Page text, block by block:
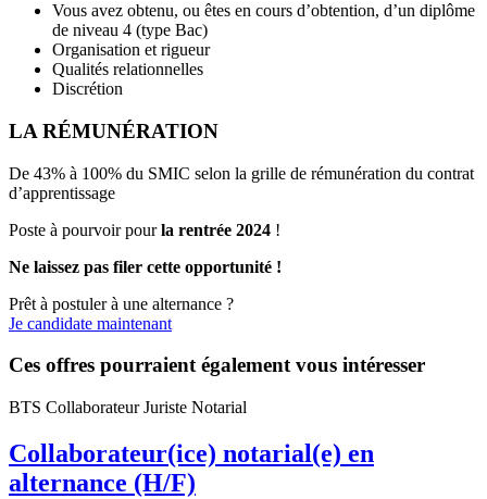
Vous avez obtenu, ou êtes en cours d’obtention, d’un diplôme
de niveau 4 (type Bac)
Organisation et rigueur
Qualités relationnelles
Discrétion
LA RÉMUNÉRATION
De 43% à 100% du SMIC selon la grille de rémunération du contrat
d’apprentissage
Poste à pourvoir pourla rentrée 2024 !
Ne laissez pas filer cette opportunité !
Prêt à postuler à une alternance ?
Je candidate maintenant
Ces offres pourraient également vous intéresser
BTS Collaborateur Juriste Notarial
Collaborateur(ice) notarial(e) en
alternance (H/F)